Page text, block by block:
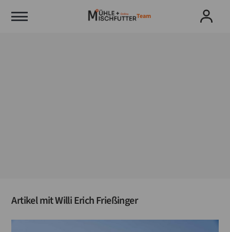
Team
Artikel mitWilli Erich Frießinger